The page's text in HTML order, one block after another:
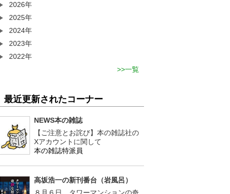
2026年
2025年
2024年
2023年
2022年
一覧
最近更新されたコーナー
NEWS本の雑誌
【ご注意とお詫び】本の雑誌社の
Xアカウントに関して
本の雑誌特派員
高坂浩一の新刊番台（岩風呂）